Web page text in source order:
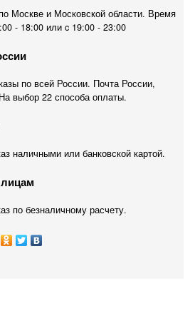
Москве и Московской области. Время
- 18:00 или c 19:00 - 23:00
по всей России. Почта России,
выбор 22 способа оплаты.
наличными или банковской картой.
по безналичному расчету.